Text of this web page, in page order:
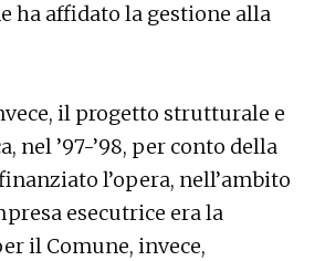
ha affidato la gestione alla
il progetto strutturale e
’97-’98, per conto della
l’opera, nell’ambito
esecutrice era la
il Comune, invece,